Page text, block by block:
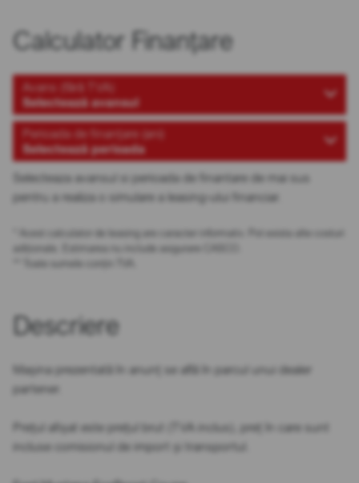
Calculator Finanțare
Avans (fără TVA)
Selectează avansul
Perioada de finanțare (ani)
Selectează perioada
Selecteaza avansul si perioada de finantare de mai sus
pentru a realiza o simulare a leasing-ului financiar.
* Acest calculator de leasing are caracter informativ. Pot exista alte costuri
adiționale. Estimarea nu include asigurare CASCO.
** Toate sumele conțin TVA.
Descriere
Mașina prezentată în anunț se află în parcul unui dealer
partener.
Prețul afișat este prețul brut (TVA inclus), preț în care sunt
incluse comisionul de import și transportul.